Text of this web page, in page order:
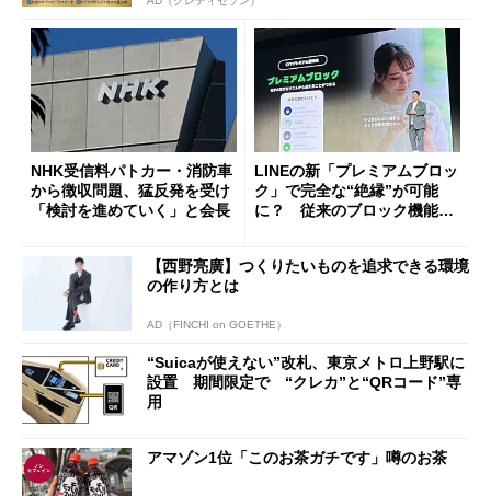
NHK受信料パトカー・消防車
から徴収問題、猛反発を受け
「検討を進めていく」と会長
LINEの新「プレミアムブロッ
ク」で完全な“絶縁”が可能
に？ 従来のブロック機能と
【西野亮廣】つくりたいものを追求できる環境
の作り方とは
AD（FINCHI on GOETHE）
“Suicaが使えない”改札、東京メトロ上野駅に
設置 期間限定で “クレカ”と“QRコード”専
用
アマゾン1位「このお茶ガチです」噂のお茶